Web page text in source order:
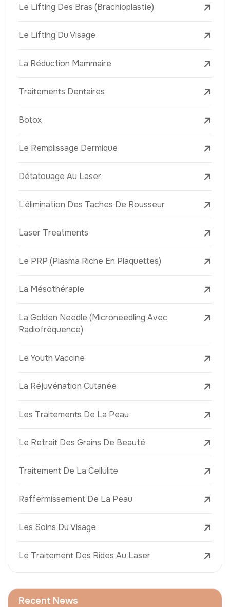
Le Lifting Des Bras (Brachioplastie)
Le Lifting Du Visage
La Réduction Mammaire
Traitements Dentaires
Botox
Le Remplissage Dermique
Détatouage Au Laser
L’élimination Des Taches De Rousseur
Laser Treatments
Le PRP (Plasma Riche En Plaquettes)
La Mésothérapie
La Golden Needle (Microneedling Avec
Radiofréquence)
Le Youth Vaccine
La Réjuvénation Cutanée
Les Traitements De La Peau
Le Retrait Des Grains De Beauté
Traitement De La Cellulite
Raffermissement De La Peau
Les Soins Du Visage
Le Traitement Des Rides Au Laser
Recent News